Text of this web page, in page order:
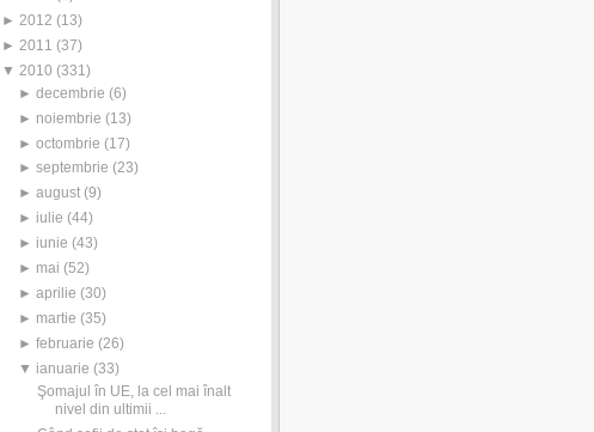
► 2012 (13)
► 2011 (37)
▼ 2010 (331 )
►decembrie (6)
► noiembrie (13)
►octombrie (17)
►septembrie (23)
►august (9)
► iulie (44)
► iunie (43)
► mai (52)
►aprilie (30)
► martie (35)
►februarie (26)
▼ ianuarie (33)
Şomajul în UE, la cel mai înalt
nivel din ultimii ...